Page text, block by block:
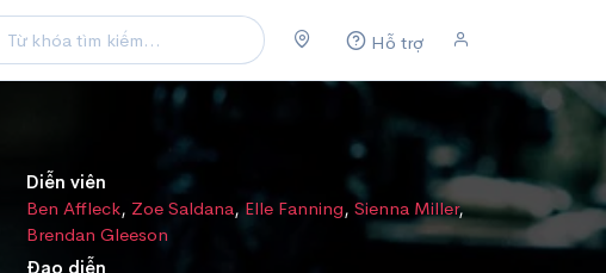
Hỗ trợ
Diễn viên
Ben Affleck, Zoe Saldana, Elle Fanning,Sienna Miller,
Brendan Gleeson
Đạo diễn